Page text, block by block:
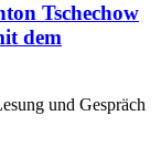
Tschechow
dem
und Gespräch